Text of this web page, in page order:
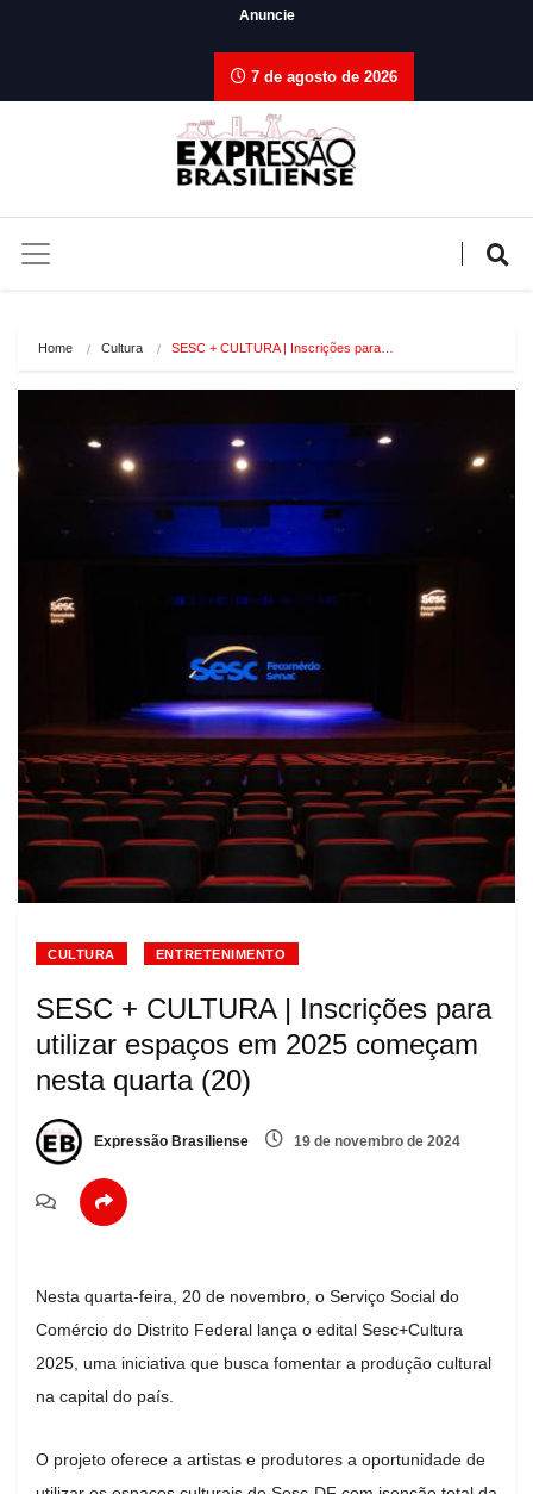
Anuncie
7 de agosto de 2026
Home Cultura SESC + CULTURA | Inscrições para…
CULTURA ENTRETENIMENTO
SESC + CULTURA | Inscrições para
utilizar espaços em 2025 começam
nesta quarta (20)
Expressão Brasiliense 19 de novembro de 2024
Nesta quarta-feira, 20 de novembro, o Serviço Social do
Comércio do Distrito Federal lança o edital Sesc+Cultura
2025, uma iniciativa que busca fomentar a produção cultural
na capital do país.
O projeto oferece a artistas e produtores a oportunidade de